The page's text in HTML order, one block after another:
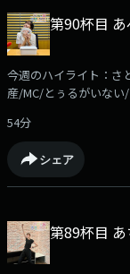
します！番組公式Xア
ほかほかSunday「エ
栞里がそれに答えなが
たいと夢見る「ケニア
たい国」の「マックス
藤栞里がそれに刺激さ
第90杯目
今週のハイライト：さ
産/MC/とぅるがいな
回目のミス/山田裕貴さ
アプリなら過去回もお
https://radiko.jp/
します！番組公式Xア
ほかほかSunday「エ
栞里がそれに答えなが
54分
シェア
第89杯目